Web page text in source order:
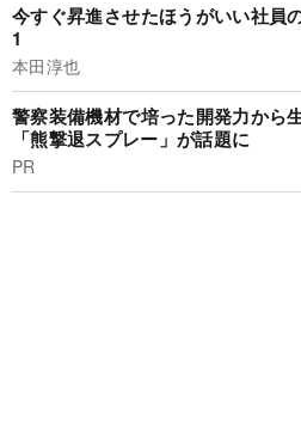
今すぐ昇進させたほうがいい社員
1
本田淳也
警察装備機材で培った開発力から
「熊撃退スプレー」が話題に
PR